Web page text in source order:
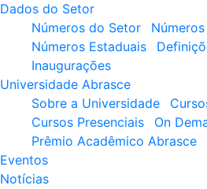
Dados do Setor
Números do Setor
Números Estaduais
Inaugurações
Universidade Abrasce
Sobre a Universidade
Cursos Presenciais
On
Prêmio Acadêmico Abrasce
Eventos
Notícias